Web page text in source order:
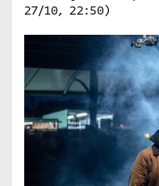
27/10, 22:50)